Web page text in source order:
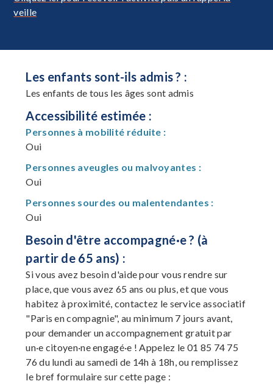
veille
Les enfants sont-ils admis ? :
Les enfants de tous les âges sont admis
Accessibilité estimée :
Personnes à mobilité réduite :
Oui
Personnes aveugles ou malvoyantes :
Oui
Personnes sourdes ou malentendantes :
Oui
Besoin d'être accompagné·e ? (à
partir de 65 ans) :
Si vous avez besoin d'aide pour vous rendre sur
place, que vous avez 65 ans ou plus, et que vous
habitez à proximité, contactez le service associatif
"Paris en compagnie", au minimum 7 jours avant,
pour demander un accompagnement gratuit par
un·e citoyen·ne engagé·e ! Appelez le 01 85 74 75
76 du lundi au samedi de 14h à 18h, ou remplissez
le bref formulaire sur cette page :